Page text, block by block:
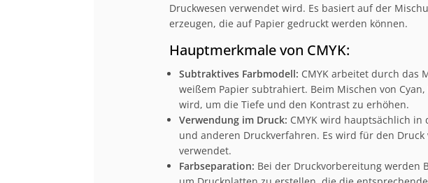
Druckwesen verwendet wird. Es basiert auf der
erzeugen, die auf Papier gedruckt werden können.
Hauptmerkmale von CMYK:
Subtraktives Farbmodell: CMYK arbeitet durch das
weißem Papier subtrahiert. Beim Mischen von
wird, um die Tiefe und den Kontrast zu erhöhen.
Verwendung im Druck: CMYK wird hauptsächlich
und anderen Druckverfahren. Es wird für den
verwendet.
Farbseparation: Bei der Druckvorbereitung werden